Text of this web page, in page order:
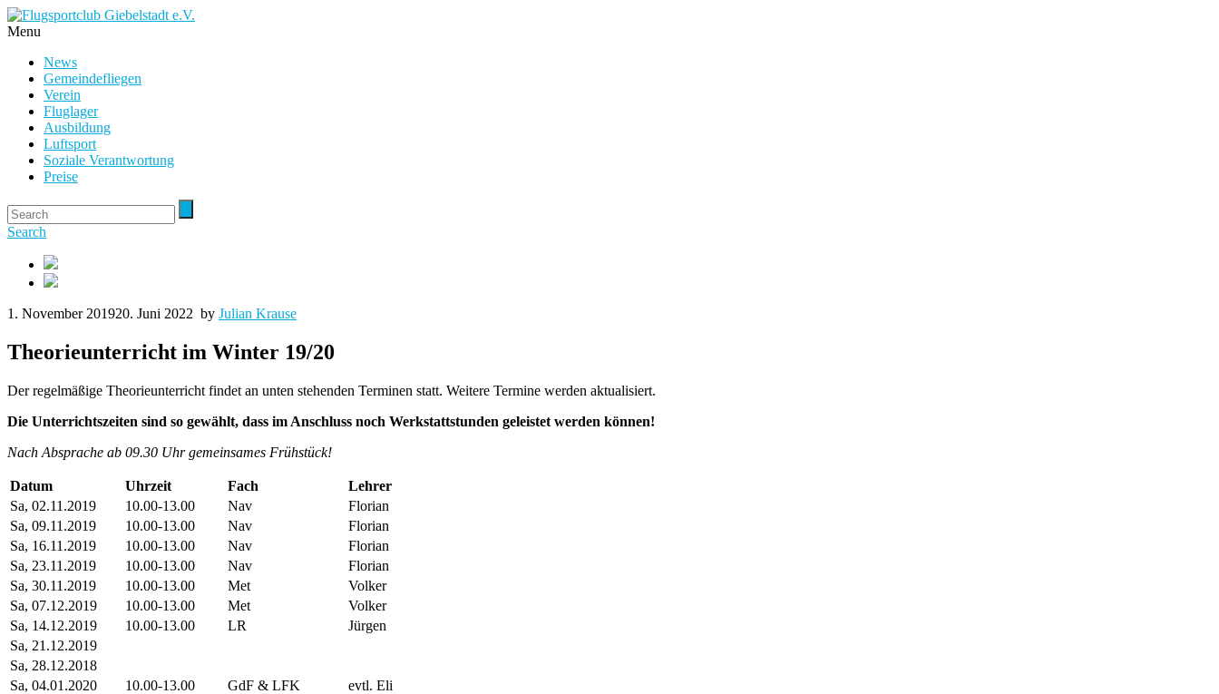
Menu
News
Gemeindefliegen
Verein
Fluglager
Ausbildung
Luftsport
Soziale Verantwortung
Preise
Search
1. November 201920. Juni 2022 by Julian Krause
Theorieunterricht im Winter 19/20
Der regelmäßige Theorieunterricht findet an unten stehenden Terminen statt. Weitere Termine werden aktualisiert.
Die Unterrichtszeiten sind so gewählt, dass im Anschluss noch Werkstattstunden geleistet werden können!
Nach Absprache ab 09.30 Uhr gemeinsames Frühstück!
Datum Uhrzeit Fach
Lehrer
Sa, 02.11.2019
10.00-13.00 Nav
Florian
Sa, 09.11.2019
10.00-13.00 Nav
Florian
Sa, 16.11.2019
10.00-13.00 Nav
Florian
Sa, 23.11.2019
10.00-13.00 Nav
Florian
Sa, 30.11.2019
10.00-13.00 Met
Volker
Sa, 07.12.2019
10.00-13.00 Met
Volker
Sa, 14.12.2019
10.00-13.00 LR
Jürgen
Sa, 21.12.2019
Sa, 28.12.2018
Sa, 04.01.2020
10.00-13.00 GdF & LFK
evtl. Eli